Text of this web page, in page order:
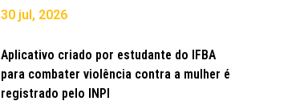
30 jul, 2026
Aplicativo criado por estudante do IFBA
para combater violência contra a mulher é
registrado pelo INPI